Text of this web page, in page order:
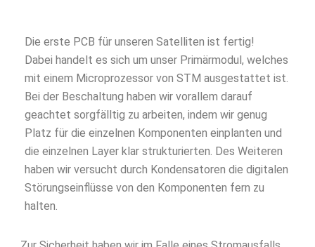
Die erste PCB für unseren Satelliten ist fertig!
Dabei handelt es sich um unser Primärmodul, welches
mit einem Microprozessor von STM ausgestattet ist.
Bei der Beschaltung haben wir vorallem darauf
geachtet sorgfälltig zu arbeiten, indem wir genug
Platz für die einzelnen Komponenten einplanten und
die einzelnen Layer klar strukturierten. Des Weiteren
haben wir versucht durch Kondensatoren die digitalen
Störungseinflüsse von den Komponenten fern zu
halten.